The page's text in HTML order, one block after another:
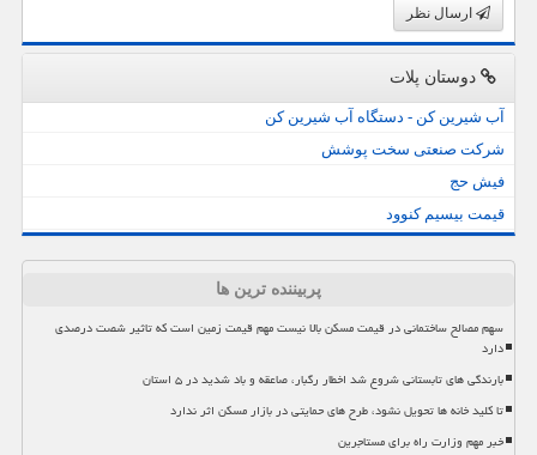
ارسال نظر
دوستان پلات
آب شیرین کن - دستگاه آب شیرین کن
شرکت صنعتی سخت پوشش
فیش حج
قیمت بیسیم کنوود
پربیننده ترین ها
سهم مصالح ساختمانی در قیمت مسکن بالا نیست مهم قیمت زمین است که تاثیر شصت درصدی
دارد
بارندگی های تابستانی شروع شد اخطار رگبار، صاعقه و باد شدید در ۵ استان
تا کلید خانه ها تحویل نشود، طرح های حمایتی در بازار مسکن اثر ندارد
خبر مهم وزارت راه برای مستاجرین